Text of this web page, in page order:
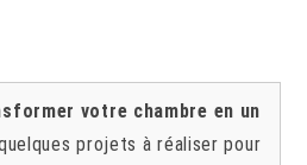
votre chambre en un
projets à réaliser pour